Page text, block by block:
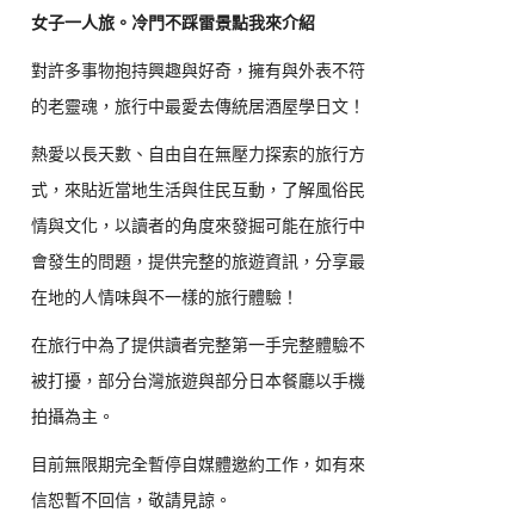
女子一人旅。冷門不踩雷景點我來介紹
對許多事物抱持興趣與好奇，擁有與外表不符
的老靈魂，旅行中最愛去傳統居酒屋學日文！
熱愛以長天數、自由自在無壓力探索的旅行方
式，來貼近當地生活與住民互動，了解風俗民
情與文化，以讀者的角度來發掘可能在旅行中
會發生的問題，提供完整的旅遊資訊，分享最
在地的人情味與不一樣的旅行體驗！
在旅行中為了提供讀者完整第一手完整體驗不
被打擾，部分台灣旅遊與部分日本餐廳以手機
拍攝為主。
目前無限期完全暫停自媒體邀約工作，如有來
信恕暫不回信，敬請見諒。